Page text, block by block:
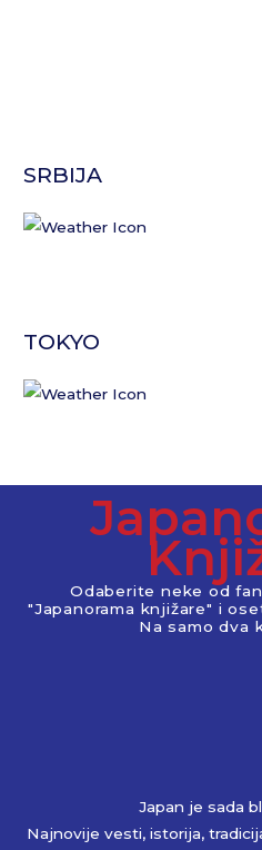
SRBIJA
TOKYO
Odaberite neke od
"Japanorama knjižare" i
Na samo dva
Japan je sada
Najnovije vesti, istorija,